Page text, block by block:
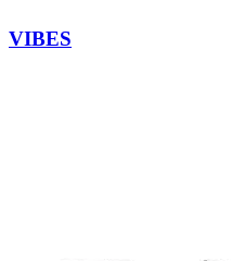
VIBES